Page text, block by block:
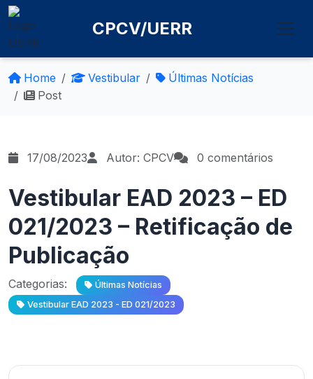
CPCV/UERR
Home Vestibular
Últimas Notícias
Post
17/08/2023 Autor: CPCV 0 comentários
Vestibular EAD 2023 – ED
021/2023 – Retificação de
Publicação
Categorias:
Últimas Notícias
Vestibular EAD 2023 - ED 021/2023